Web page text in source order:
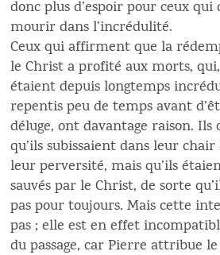
donc plus d’espoir pour ceux
mourir dans l’incrédulité.
Ceux qui affirment que la
le Christ a profité aux morts, qui,
étaient depuis longtemps
repentis peu de temps avant
déluge, ont davantage raison.
qu’ils subissaient dans leur
leur perversité, mais qu’ils
sauvés par le Christ, de sorte
pas pour toujours. Mais cette
pas ; elle est en effet
du passage, car Pierre attribue